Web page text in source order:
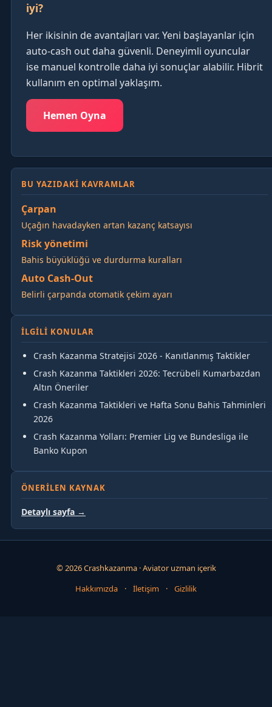
iyi?
Her ikisinin de avantajları var. Yeni başlayanlar için
auto-cash out daha güvenli. Deneyimli oyuncular
ise manuel kontrolle daha iyi sonuçlar alabilir. Hibrit
kullanım en optimal yaklaşım.
Hemen Oyna
BU YAZIDAKI KAVRAMLAR
Çarpan
Uçağın havadayken artan kazanç katsayısı
Risk yönetimi
Bahis büyüklüğü ve durdurma kuralları
Auto Cash-Out
Belirli çarpanda otomatik çekim ayarı
İLGILI KONULAR
Crash Kazanma Stratejisi 2026 - Kanıtlanmış Taktikler
Crash Kazanma Taktikleri 2026: Tecrübeli Kumarbazdan
Altın Öneriler
Crash Kazanma Taktikleri ve Hafta Sonu Bahis Tahminleri
2026
Crash Kazanma Yolları: Premier Lig ve Bundesliga ile
Banko Kupon
ÖNERILEN KAYNAK
Detaylı sayfa →
© 2026 Crashkazanma · Aviator uzman içerik
Hakkımızda
· İletişim · Gizlilik